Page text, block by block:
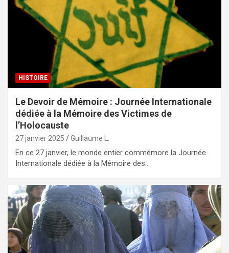
HISTOIRE
Le Devoir de Mémoire : Journée Internationale
dédiée à la Mémoire des Victimes de
l’Holocauste
27 janvier 2025 Guillaume L.
En ce 27 janvier, le monde entier commémore la Journée
Internationale dédiée à la Mémoire des…